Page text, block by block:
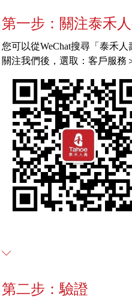
第一步：關注泰禾
您可以從WeChat搜尋「泰禾人
關注我們後，選取：客戶服務
第二步：驗證